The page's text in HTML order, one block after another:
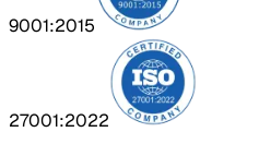
9001:2015
27001:2022